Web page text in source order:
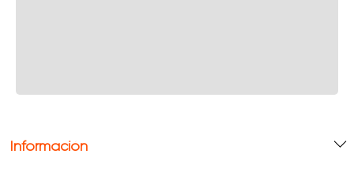
Información